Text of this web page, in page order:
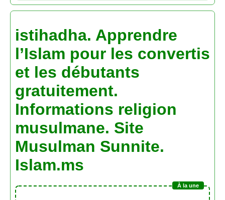
istihadha. Apprendre
l’Islam pour les convertis
et les débutants
gratuitement.
Informations religion
musulmane. Site
Musulman Sunnite.
Islam.ms